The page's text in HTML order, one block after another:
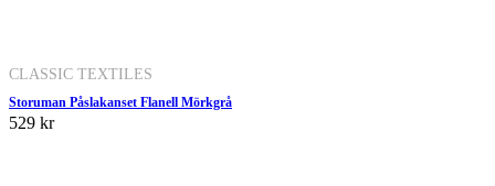
CLASSIC TEXTILES
Storuman Påslakanset Flanell Mörkgrå
529 kr